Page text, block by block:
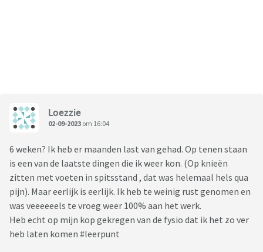
Loezzie
02-09-2023 om 16:04
6 weken? Ik heb er maanden last van gehad. Op tenen staan
is een van de laatste dingen die ik weer kon. (Op knieën
zitten met voeten in spitsstand , dat was helemaal hels qua
pijn). Maar eerlijk is eerlijk. Ik heb te weinig rust genomen en
was veeeeeels te vroeg weer 100% aan het werk.
Heb echt op mijn kop gekregen van de fysio dat ik het zo ver
heb laten komen #leerpunt